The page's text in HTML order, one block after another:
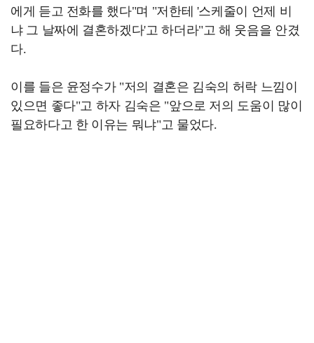
에게 듣고 전화를 했다"며 "저한테 '스케줄이 언제 비
냐 그 날짜에 결혼하겠다'고 하더라"고 해 웃음을 안겼
다.
이를 들은 윤정수가 "저의 결혼은 김숙의 허락 느낌이
있으면 좋다"고 하자 김숙은 "앞으로 저의 도움이 많이
필요하다고 한 이유는 뭐냐"고 물었다.